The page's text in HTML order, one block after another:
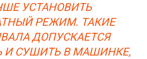
УСТАНОВИТЬ
РЕЖИМ. ТАКИЕ
ДОПУСКАЕТСЯ
И СУШИТЬ В МАШИНКЕ,